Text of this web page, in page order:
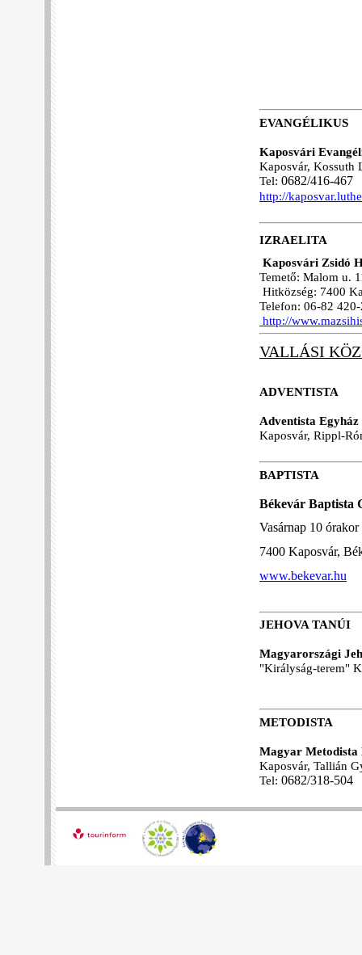
EVANGÉLIKUS
Kaposvári
Kaposvár, Kossuth
Tel: 0682/416-467
http://
IZRAELITA
Kaposvári Zsidó
Temető: Malom u.
Hitközség: 7400
Telefon: 06-82
http://
VALLÁSI
ADVENTISTA
Adventista
Kaposvár, Rippl-
BAPTISTA
Békevár Baptista
Vasárnap 10
7400 Kaposvár,
www.bekevar.hu
JEHOVA TANÚI
Magyarországi
"Királyság-terem"
METODISTA
Magyar Metodista
Kaposvár, Tallián
Tel: 0682/318-504